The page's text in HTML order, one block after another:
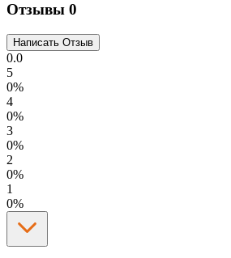
Отзывы 0
0.0
5
0%
4
0%
3
0%
2
0%
1
0%